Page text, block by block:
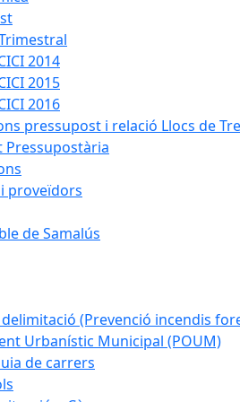
2014
2015
2016
pressupost i relació Llocs de
Pressupostària
proveïdors
de Samalús
(Prevenció incendis
Urbanístic Municipal (POUM)
de carrers